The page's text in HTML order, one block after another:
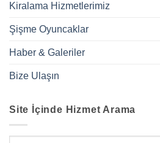
Kiralama Hizmetlerimiz
Şişme Oyuncaklar
Haber & Galeriler
Bize Ulaşın
Site İçinde Hizmet Arama